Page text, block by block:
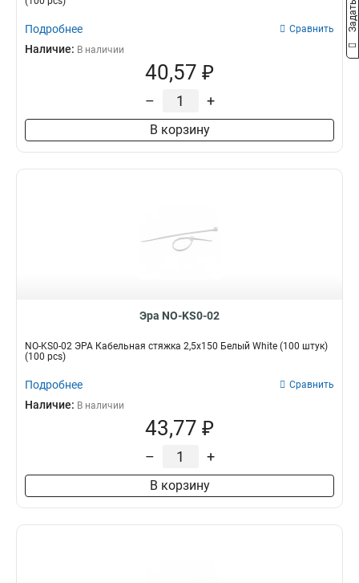
Подробнее Сравнить
Наличие: В наличии
40,57 ₽
– +
В корзину
Эра NO-KS0-02
NO-KS0-02 ЭРА Кабельная стяжка 2,5х150 Белый White (100 штук)
(100 pcs)
Подробнее Сравнить
Наличие: В наличии
43,77 ₽
– +
В корзину